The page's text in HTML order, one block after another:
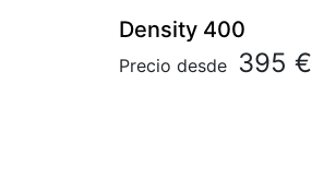
Density 400
Precio desde 395 €